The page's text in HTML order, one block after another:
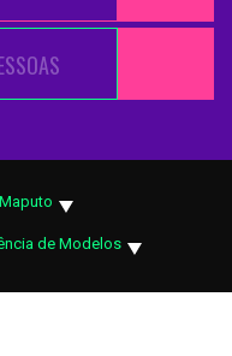
Maputo
de Modelos